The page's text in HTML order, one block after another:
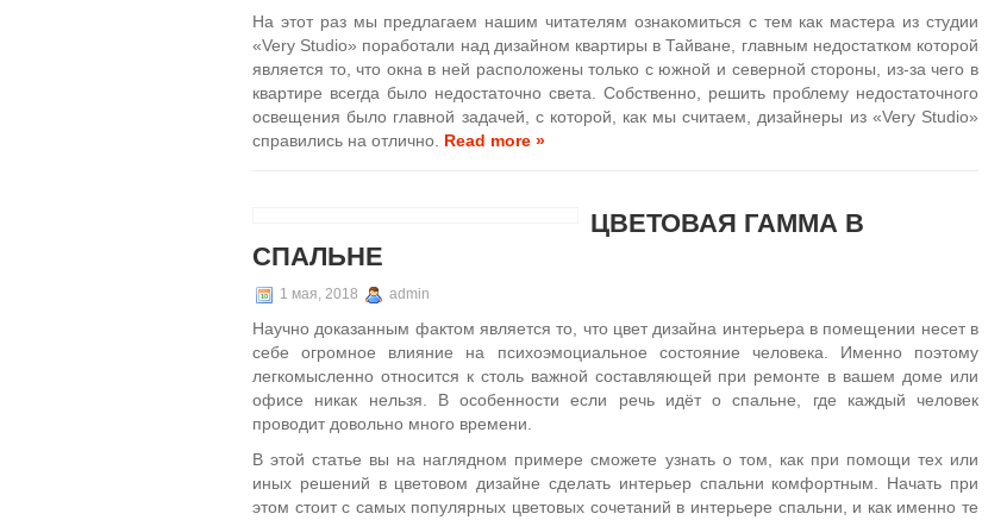
На этот раз мы предлагаем нашим читателям ознакомиться с тем как мастера из студии
«Very Studio» поработали над дизайном квартиры в Тайване, главным недостатком которой
является то, что окна в ней расположены только с южной и северной стороны, из-за чего в
квартире всегда было недостаточно света. Собственно, решить проблему недостаточного
освещения было главной задачей, с которой, как мы считаем, дизайнеры из «Very Studio»
справились на отлично. Read more »
ЦВЕТОВАЯ ГАММА В
СПАЛЬНЕ
1 мая, 2018 admin
Научно доказанным фактом является то, что цвет дизайна интерьера в помещении несет в
себе огромное влияние на психоэмоциальное состояние человека. Именно поэтому
легкомысленно относится к столь важной составляющей при ремонте в вашем доме или
офисе никак нельзя. В особенности если речь идёт о спальне, где каждый человек
проводит довольно много времени.
В этой статье вы на наглядном примере сможете узнать о том, как при помощи тех или
иных решений в цветовом дизайне сделать интерьер спальни комфортным. Начать при
этом стоит с самых популярных цветовых сочетаний в интерьере спальни, и как именно те